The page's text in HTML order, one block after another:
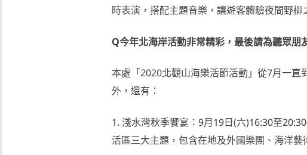
時表演，搭配主題音樂，讓遊客體驗夜間野柳
Q今年北海岸活動非常精彩，最後請為聽眾朋
本處「2020北觀山海樂活節活動」從7月一
外，還有：
1. 淺水灣秋季饗宴：9月19日(六)16:30至
活區三大主題，包含在地及外國樂團、海洋